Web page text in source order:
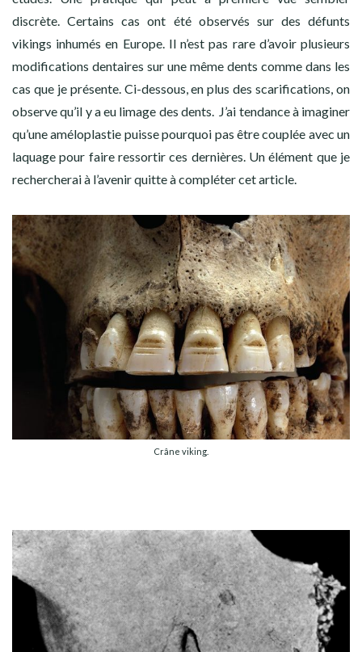
discrète. Certains cas ont été observés sur des défunts
vikings inhumés en Europe. Il n’est pas rare d’avoir plusieurs
modifications dentaires sur une même dents comme dans les
cas que je présente. Ci-dessous, en plus des scarifications, on
observe qu’il y a eu limage des dents. J’ai tendance à imaginer
qu’une améloplastie puisse pourquoi pas être couplée avec un
laquage pour faire ressortir ces dernières. Un élément que je
rechercherai à l’avenir quitte à compléter cet article.
Crâne viking.